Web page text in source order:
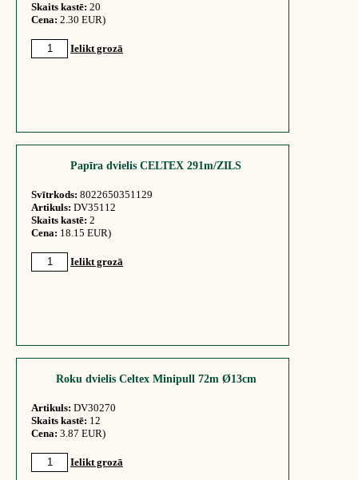
Skaits kastē: 20
Cena: 2.30 EUR)
Ielikt grozā
Papīra dvielis CELTEX 291m/ZILS
Svītrkods: 8022650351129
Artikuls: DV35112
Skaits kastē: 2
Cena: 18.15 EUR)
Ielikt grozā
Roku dvielis Celtex Minipull 72m Ø13cm
Artikuls: DV30270
Skaits kastē: 12
Cena: 3.87 EUR)
Ielikt grozā